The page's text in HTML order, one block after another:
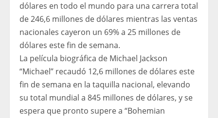
dólares en todo el mundo para una carrera total
de 246,6 millones de dólares mientras las ventas
nacionales cayeron un 69% a 25 millones de
dólares este fin de semana.
La película biográfica de Michael Jackson
“Michael” recaudó 12,6 millones de dólares este
fin de semana en la taquilla nacional, elevando
su total mundial a 845 millones de dólares, y se
espera que pronto supere a “Bohemian